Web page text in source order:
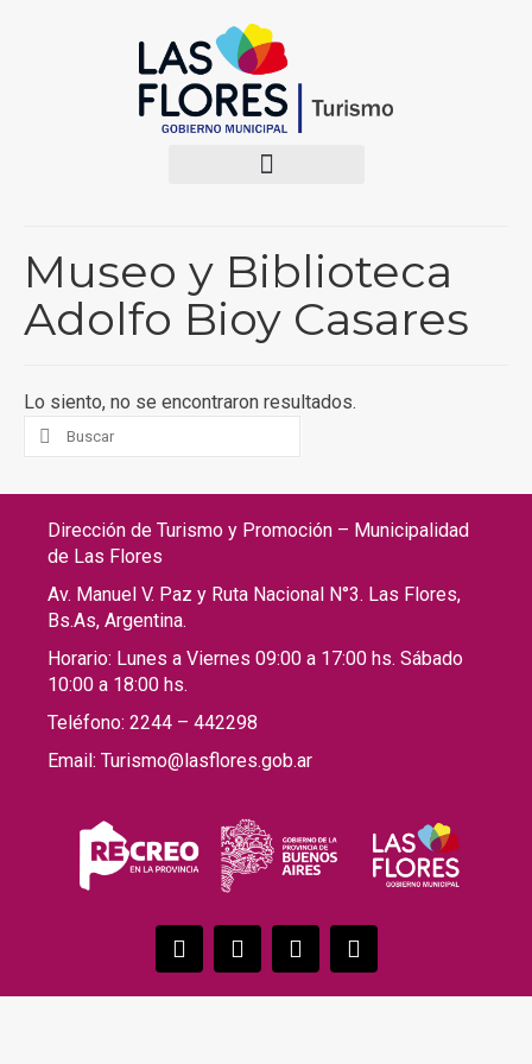
Museo y Biblioteca
Adolfo Bioy Casares
Lo siento, no se encontraron resultados.
Dirección de Turismo y Promoción – Municipalidad
de Las Flores
Av. Manuel V. Paz y Ruta Nacional N°3. Las Flores,
Bs.As, Argentina.
Horario: Lunes a Viernes 09:00 a 17:00 hs. Sábado
10:00 a 18:00 hs.
Teléfono: 2244 – 442298
Email: Turismo@lasflores.gob.ar